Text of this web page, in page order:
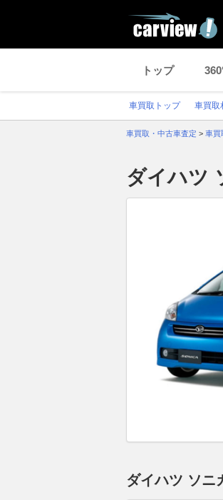
トップ
車買取トップ 車買取
車買取・中古車査定 > 車買
ダイハツ
ダイハツ ソニ